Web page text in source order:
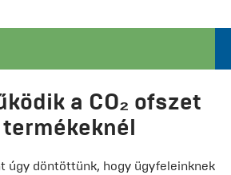
a CO₂ ofszet
úgy döntöttünk, hogy ügyfeleinknek